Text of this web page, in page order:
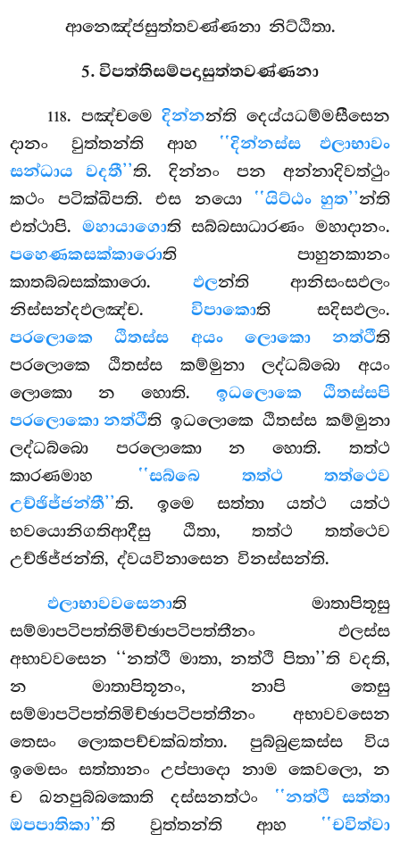
ආනෙඤ්ජසුත්තවණ්ණනා නිට්ඨිතා.
5. විපත්තිසම්පදාසුත්තවණ්ණනා
118. පඤ්චමෙදින්නන්ති දෙය්යධම්මසීසෙන
දානං වුත්තන්ති ආහ ‘‘දින්නස්ස ඵලාභාවං
සන්ධාය වදතී’’ති. දින්නං පන අන්නාදිවත්ථුං
කථං පටික්ඛිපති. එස නයො ‘‘යිට්ඨං හුත’’න්ති
එත්ථාපි. මහායාගොති සබ්බසාධාරණං මහාදානං.
පහෙණකසක්කාරොති පාහුනකානං
කාතබ්බසක්කාරො. ඵලන්ති ආනිසංසඵලං
නිස්සන්දඵලඤ්ච. විපාකොති සදිසඵලං.
පරලොකෙ ඨිතස්ස අයං ලොකො නත්ථීති
පරලොකෙ ඨිතස්ස කම්මුනා ලද්ධබ්බො අයං
ලොකො න හොති. ඉධලොකෙ ඨිතස්සපි
පරලොකො නත්ථීති ඉධලොකෙ ඨිතස්ස කම්මුනා
ලද්ධබ්බො පරලොකො න හොති. තත්ථ
කාරණමාහ ‘‘සබ්බෙ තත්ථ තත්ථෙව
උච්ඡිජ්ජන්තී’’ති. ඉමෙ සත්තා යත්ථ යත්ථ
භවයොනිගතිආදීසු ඨිතා, තත්ථ තත්ථෙව
උච්ඡිජ්ජන්ති, ද්වයවිනාසෙන විනස්සන්ති.
ඵලාභාවවසෙනාති මාතාපිතූසු
සම්මාපටිපත්තිමිච්ඡාපටිපත්තීනං ඵලස්ස
අභාවවසෙන ‘‘නත්ථි මාතා, නත්ථි පිතා’’ති වදති,
න මාතාපිතූනං, නාපි තෙසු
සම්මාපටිපත්තිමිච්ඡාපටිපත්තීනං අභාවවසෙන
තෙසං ලොකපච්චක්ඛත්තා. පුබ්බුළකස්ස විය
ඉමෙසං සත්තානං උප්පාදො නාම කෙවලො, න
ච ඛනපුබ්බකොති දස්සනත්ථං ‘‘නත්ථි සත්තා
ඔපපාතිකා’’ති වුත්තන්ති ආහ ‘‘චවිත්වා